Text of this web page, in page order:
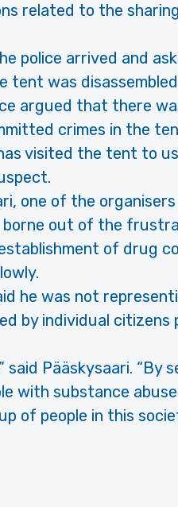
related to the
police arrived and
tent was
argued that there
crimes in the
visited the tent to
one of the
borne out of the
of drug
he was not
by individual citizens
said Pääskysaari. “By
with substance
of people in this